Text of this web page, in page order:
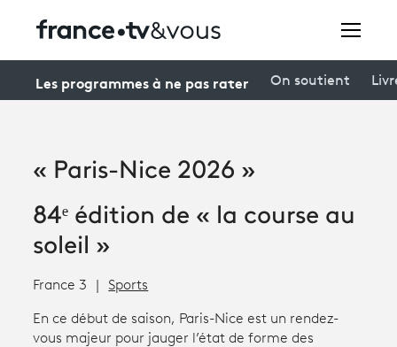
Creators
À la une
Productions et innovation
Les programmes à ne pas rater On soutient
« Paris-Nice 2026 »
84ᵉ édition de « la course au
soleil »
France 3 Sports
En ce début de saison, Paris-Nice est un rendez-
vous majeur pour jauger l’état de forme des